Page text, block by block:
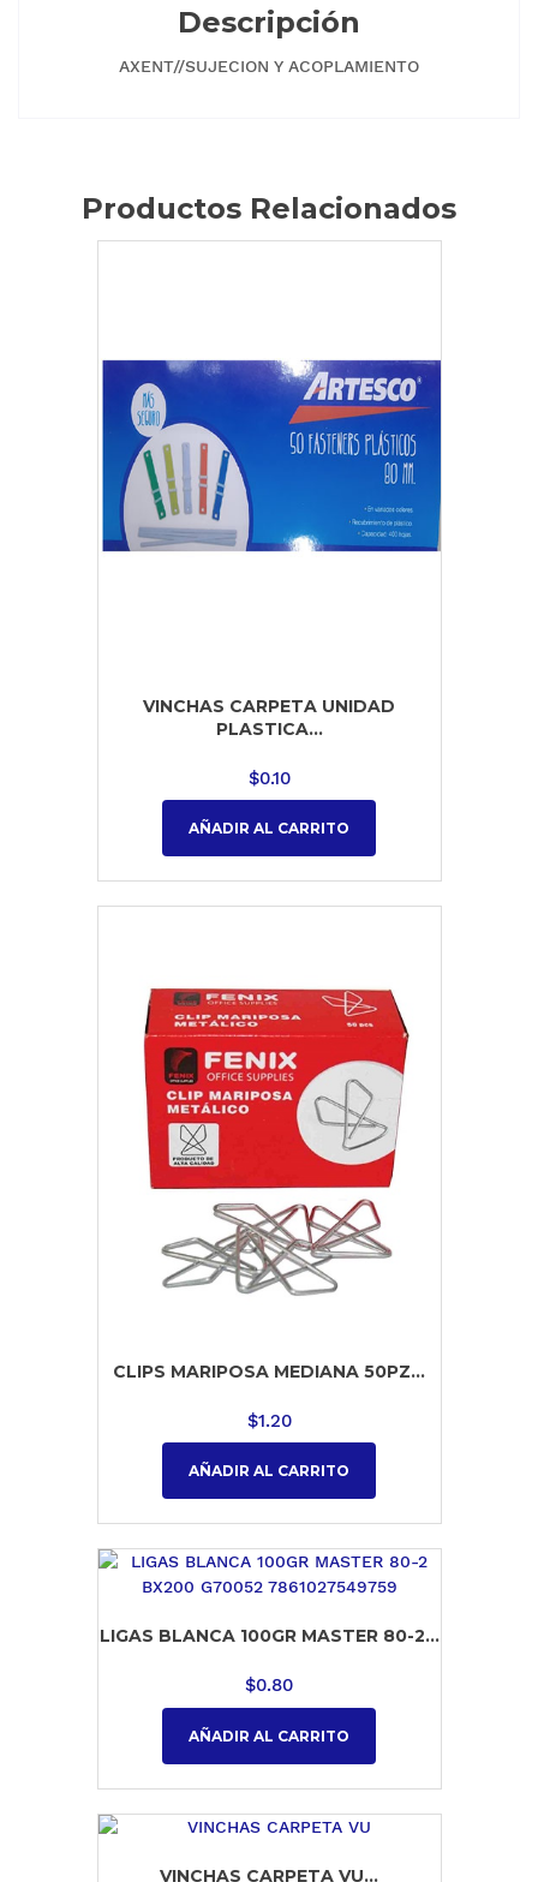
Descripción
AXENT//SUJECION Y ACOPLAMIENTO
Productos Relacionados
VINCHAS CARPETA UNIDAD
PLASTICA...
$0.10
AÑADIR AL CARRITO
CLIPS MARIPOSA MEDIANA 50PZ...
$1.20
AÑADIR AL CARRITO
LIGAS BLANCA 100GR MASTER 80-2...
$0.80
AÑADIR AL CARRITO
VINCHAS CARPETA VU...